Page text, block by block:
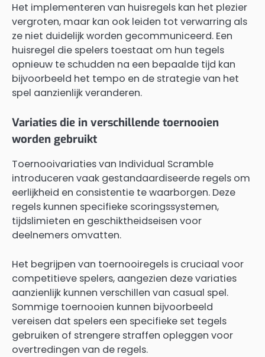
Het implementeren van huisregels kan het plezier
vergroten, maar kan ook leiden tot verwarring als
ze niet duidelijk worden gecommuniceerd. Een
huisregel die spelers toestaat om hun tegels
opnieuw te schudden na een bepaalde tijd kan
bijvoorbeeld het tempo en de strategie van het
spel aanzienlijk veranderen.
Variaties die in verschillende toernooien
worden gebruikt
Toernooivariaties van Individual Scramble
introduceren vaak gestandaardiseerde regels om
eerlijkheid en consistentie te waarborgen. Deze
regels kunnen specifieke scoringssystemen,
tijdslimieten en geschiktheidseisen voor
deelnemers omvatten.
Het begrijpen van toernooiregels is cruciaal voor
competitieve spelers, aangezien deze variaties
aanzienlijk kunnen verschillen van casual spel.
Sommige toernooien kunnen bijvoorbeeld
vereisen dat spelers een specifieke set tegels
gebruiken of strengere straffen opleggen voor
overtredingen van de regels.